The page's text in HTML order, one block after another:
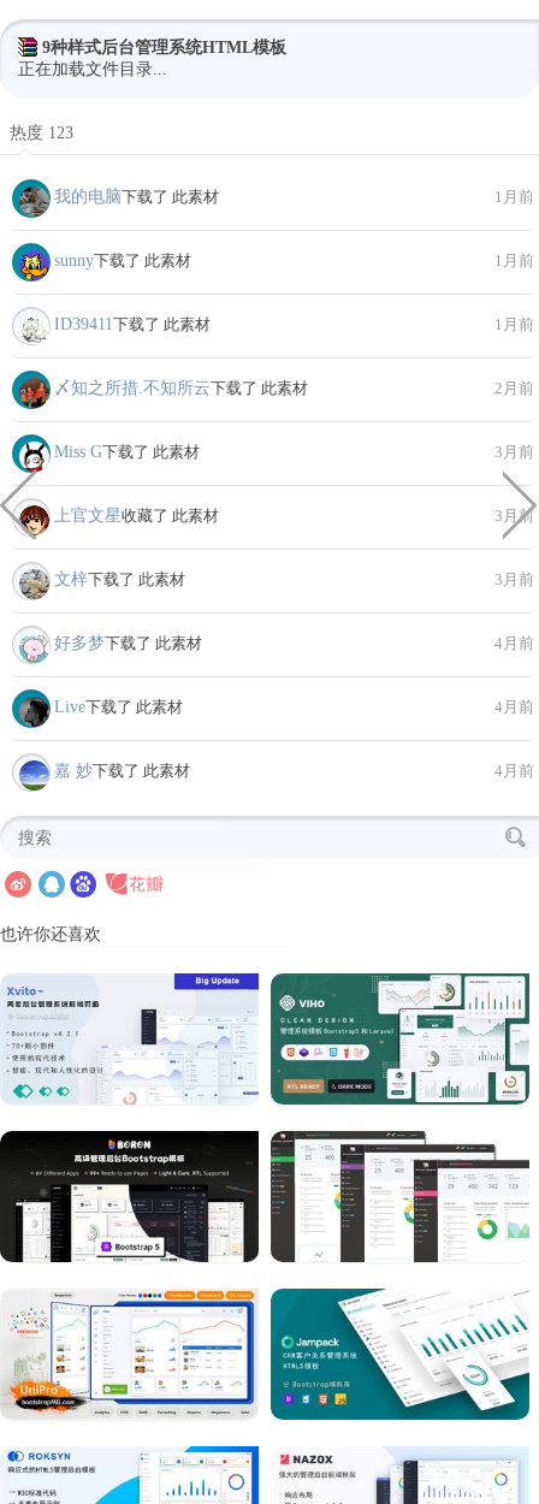
9种样式后台管理系统HTML模板
正在加载文件目录...
热度 123
我的电脑下载了 此素材 1月前
sunny下载了 此素材 1月前
ID39411 下载了 此素材 1月前
〆知之所措.不知所云下载了 此素材 2月前
Miss G下载了 此素材 3月前
上官文星收藏了 此素材 3月前
文梓下载了 此素材 3月前
好多梦下载了 此素材 4月前
Live下载了 此素材 4月前
嘉 妙下载了 此素材 4月前
也许你还喜欢